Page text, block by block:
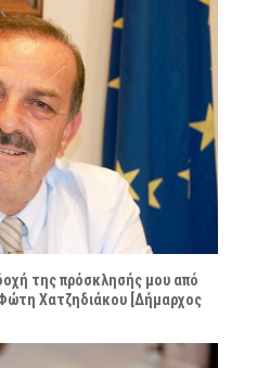
της πρόσκλησής μου από
Χατζηδιάκου [Δήμαρχος